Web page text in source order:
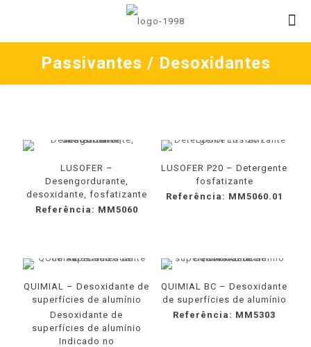
Passivantes / Desoxidantes
LUSOFER –
Desengordurante,
desoxidante, fosfatizante
Referência: MM5060
LUSOFER P20 – Detergente
fosfatizante
Referência: MM5060.01
QUIMIAL – Desoxidante de
superfícies de alumínio
Desoxidante de
superfícies de alumínio
Indicado no
QUIMIAL BC – Desoxidante
de superfícies de alumínio
Referência: MM5303